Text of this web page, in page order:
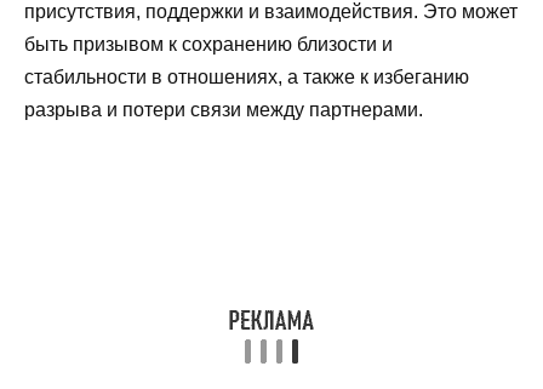
присутствия, поддержки и взаимодействия. Это может
быть призывом к сохранению близости и
стабильности в отношениях, а также к избеганию
разрыва и потери связи между партнерами.